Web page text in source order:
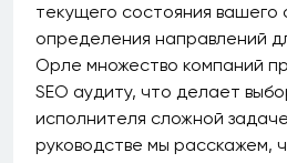
текущего состояния вашего
определения направлений
Орле множество компаний
SEO аудиту, что делает
исполнителя сложной
руководстве мы расскажем,